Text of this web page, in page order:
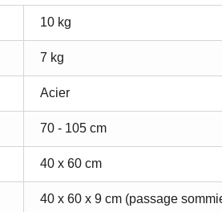
10 kg
7 kg
Acier
70 - 105 cm
40 x 60 cm
40 x 60 x 9 cm (passage